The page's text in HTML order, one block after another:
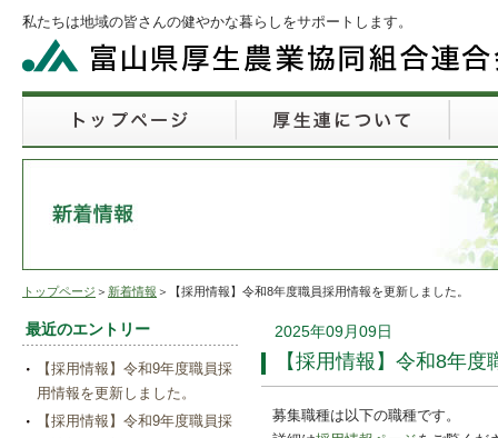
私たちは地域の皆さんの健やかな暮らしをサポートします。
トップページ ＞ 新着情報 ＞【採用情報】令和8年度職員採用情報を更新しました。
2025年09月09日
【採用情報】令和8年
募集職種は以下の職種です。
最近のエントリー
【採用情報】令和9年度職員採
用情報を更新しました。
【採用情報】令和9年度職員採